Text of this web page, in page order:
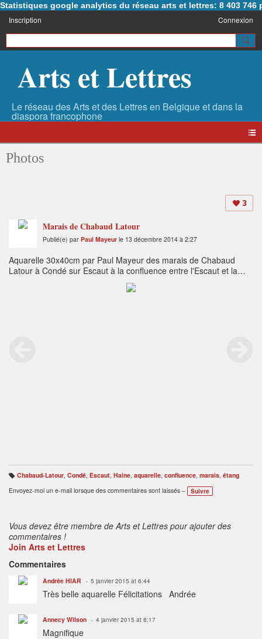
Statistiques google analytics du réseau arts et lettres: 8 403 746
Inscription Connexion
Arts et Lettres
Photos
3
Marais de Chabaud Latour
Publié(e) par Paul Mayeur le 13 décembre 2014 à 2:27
Aquarelle 30x40cm par Paul Mayeur des marais de Chabaud
Latour à Condé sur Escaut à la confluence entre l'Escaut et la
B
ali
s
Chabaud-Latour, Condé, Escaut, Haine, aquarelle, confluence, marais, étang
Envoyez-moi un e-mail lorsque des commentaires sont laissés –
Suivre
Vous devez être membre de Arts et Lettres pour ajouter des
commentaires !
Join Arts et Lettres
Commentaires
Andrée HIAR 5 janvier 2015 at 6:44
Très belle aquarelle Félicitations Andrée
Annecy Wilson 4 janvier 2015 at 8:17
Magnifique